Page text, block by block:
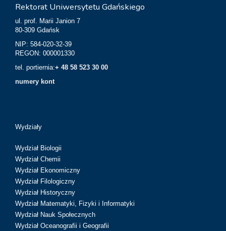
Rektorat Uniwersytetu Gdańskiego
ul. prof. Marii Janion 7
80-309 Gdańsk
NIP: 584-020-32-39
REGON: 000001330
tel. portiernia:+ 48 58 523 30 00
numery kont
Wydziały
Wydział Biologii
Wydział Chemii
Wydział Ekonomiczny
Wydział Filologiczny
Wydział Historyczny
Wydział Matematyki, Fizyki i Informatyki
Wydział Nauk Społecznych
Wydział Oceanografii i Geografii